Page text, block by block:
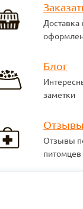
Доставка
Блог
заметки
Отзывы
Отзывы
питомцев